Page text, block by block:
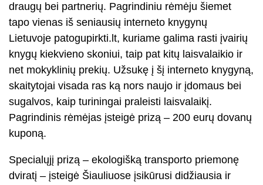
draugų bei partnerių. Pagrindiniu rėmėju šiemet
tapo vienas iš seniausių interneto knygynų
Lietuvoje patogupirkti.lt, kuriame galima rasti įvairių
knygų kiekvieno skoniui, taip pat kitų laisvalaikio ir
net mokyklinių prekių. Užsukę į šį interneto knygyną,
skaitytojai visada ras ką nors naujo ir įdomaus bei
sugalvos, kaip turiningai praleisti laisvalaikį.
Pagrindinis rėmėjas įsteigė prizą – 200 eurų dovanų
kuponą.
Specialųjį prizą – ekologišką transporto priemonę
dviratį – įsteigė Šiauliuose įsikūrusi didžiausia ir